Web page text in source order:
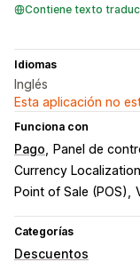
Contiene texto
Idiomas
Inglés
Esta aplicación no
Funciona con
Pago Panel de
Currency Localization
Point of Sale (POS)
Categorías
Descuentos